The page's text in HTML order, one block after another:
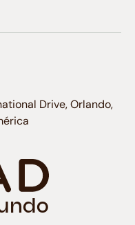
Drive, Orlando,